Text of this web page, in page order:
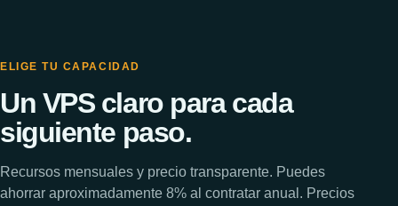
ELIGE TU CAPACIDAD
Un VPS claro para cada
siguiente paso.
Recursos mensuales y precio transparente. Puedes
ahorrar aproximadamente 8% al contratar anual. Precios